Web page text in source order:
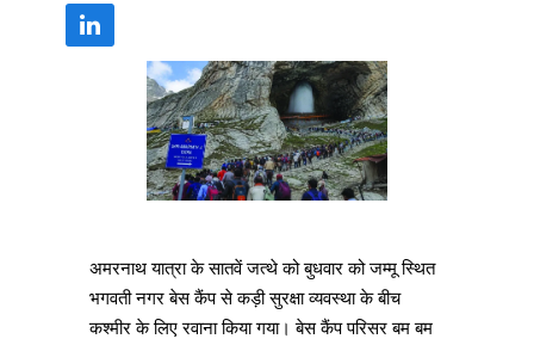
अमरनाथ यात्रा के सातवें जत्थे को बुधवार को जम्मू स्थित
भगवती नगर बेस कैंप से कड़ी सुरक्षा व्यवस्था के बीच
कश्मीर के लिए रवाना किया गया। बेस कैंप परिसर बम बम